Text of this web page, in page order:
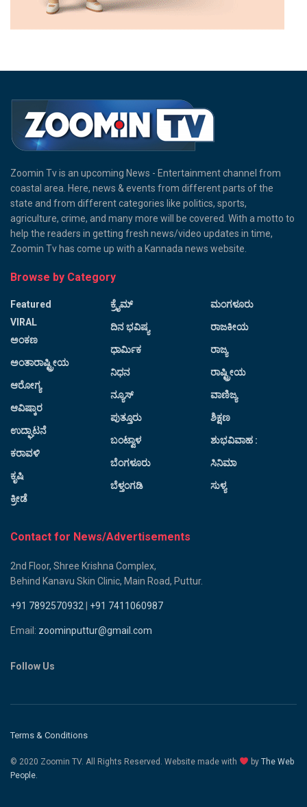
Zoomin Tv is an upcoming News - Entertainment channel from
coastal area. Here, news & events from different parts of the
state and from different categories like politics, sports,
agriculture, crime, and many more will be covered. With a motto to
help the readers in getting fresh news/video updates in time,
Zoomin Tv has come up with a Kannada news website.
Browse by Category
Featured
VIRAL
ಅಂಕಣ
ಅಂತಾರಾಷ್ಟ್ರೀಯ
ಆರೋಗ್ಯ
ಆವಿಷ್ಕಾರ
ಉದ್ಘಾಟನೆ
ಕರಾವಳಿ
ಕೃಷಿ
ಕ್ರೀಡೆ
ಕ್ರೈಮ್
ದಿನ ಭವಿಷ್ಯ
ಧಾರ್ಮಿಕ
ನಿಧನ
ನ್ಯೂಸ್
ಪುತ್ತೂರು
ಬಂಟ್ವಾಳ
ಬೆಂಗಳೂರು
ಬೆಳ್ತಂಗಡಿ
ಮಂಗಳೂರು
ರಾಜಕೀಯ
ರಾಜ್ಯ
ರಾಷ್ಟ್ರೀಯ
ವಾಣಿಜ್ಯ
ಶಿಕ್ಷಣ
ಶುಭವಿವಾಹ :
ಸಿನಿಮಾ
ಸುಳ್ಯ
Contact for News/Advertisements
2nd Floor, Shree Krishna Complex,
Behind Kanavu Skin Clinic, Main Road, Puttur.
+91 7892570932 | +91 7411060987
Email: zoominputtur@gmail.com
Follow Us
Terms & Conditions
© 2020 Zoomin TV. All Rights Reserved. Website made with by The Web
People.